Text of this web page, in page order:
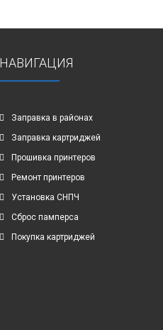
НАВИГАЦИЯ
Заправка в районах
Заправка картриджей
Прошивка принтеров
Ремонт принтеров
Установка СНПЧ
Сброс памперса
Покупка картриджей